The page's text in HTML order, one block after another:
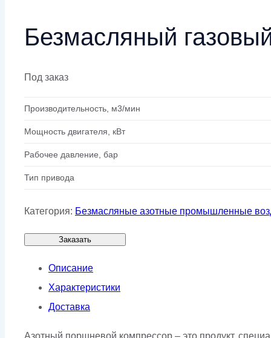
Безмасляный
Под заказ
Производительность, м3/мин
Мощность двигателя, кВт
Рабочее давление, бар
Тип привода
Категория: Безмасляные азотные промышленные
Заказать
Описание
Характеристики
Доставка
Азотный поршневой компрессор – это продукт,